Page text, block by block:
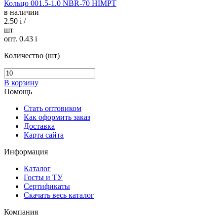
Кольцо 001.5-1.0 NBR-70 HIMPT
в наличии
2.50 i /
шт
опт. 0.43 i
Количество (шт)
В корзину
Помощь
Стать оптовиком
Как оформить заказ
Доставка
Карта сайта
Информация
Каталог
Госты и ТУ
Сертификаты
Скачать весь каталог
Компания